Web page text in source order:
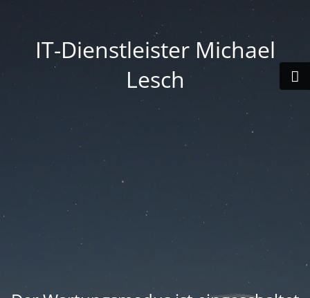
IT-Dienstleister Michael
Lesch